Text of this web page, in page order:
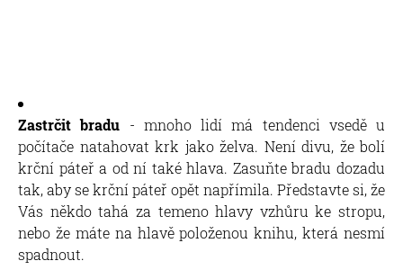
Zastrčit bradu - mnoho lidí má tendenci vsedě u
počítače natahovat krk jako želva. Není divu, že bolí
krční páteř a od ní také hlava. Zasuňte bradu dozadu
tak, aby se krční páteř opět napřímila. Představte si, že
Vás někdo tahá za temeno hlavy vzhůru ke stropu,
nebo že máte na hlavě položenou knihu, která nesmí
spadnout.